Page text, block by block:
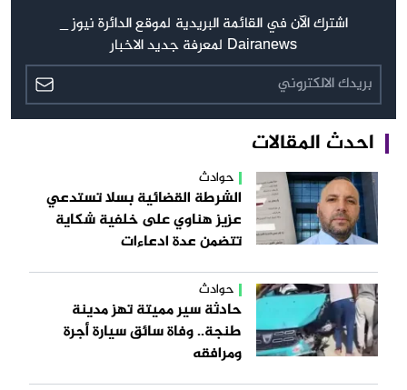
اشترك الآن في القائمة البريدية لموقع الدائرة نيوز _
Dairanews لمعرفة جديد الاخبار
احدث المقالات
حوادث
الشرطة القضائية بسلا تستدعي
عزيز هناوي على خلفية شكاية
تتضمن عدة ادعاءات
حوادث
حادثة سير مميتة تهز مدينة
طنجة.. وفاة سائق سيارة أجرة
ومرافقه